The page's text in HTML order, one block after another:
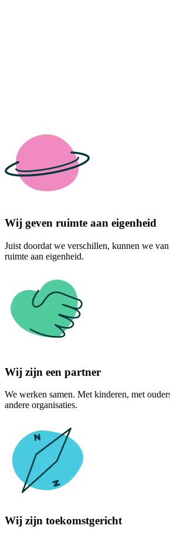
Wij geven ruimte aan eigenheid
Juist doordat we verschillen, kunnen we
ruimte aan eigenheid.
Wij zijn een partner
We werken samen. Met kinderen, met
andere organisaties.
Wij zijn toekomstgericht